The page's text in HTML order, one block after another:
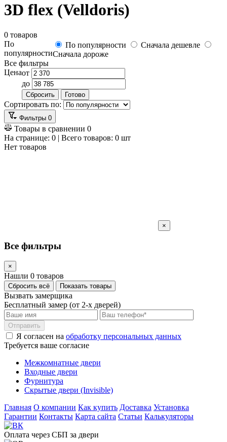
3D flex (Velldoris)
0 товаров
По
популярности
По популярности
Сначала дешевле
Сначала дороже
Все фильтры
Ценаот
до
Сбросить Готово
Сортировать по:
Фильтры 0
Товары в сравнении 0
На странице: 0 | Всего товаров: 0 шт
Нет товаров
×
Все фильтры
×
Нашли 0 товаров
Сбросить всё Показать товары
Вызвать замерщика
Бесплатный замер (от 2-х дверей)
Отправить
Я согласен на обработку персональных данных
Требуется ваше согласие
Межкомнатные двери
Входные двери
Фурнитура
Скрытые двери (Invisible)
Главная О компании Как купить Доставка Установка
Гарантии Контакты Карта сайта Статьи Калькуляторы
Оплата через СБП за двери